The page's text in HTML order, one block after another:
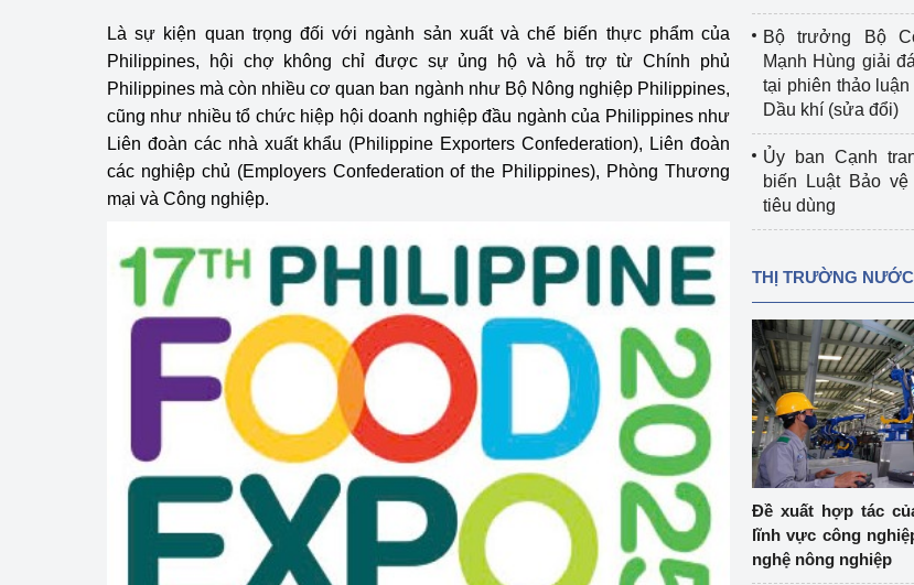
Điểm báo
Lịch sử phát triển
Bản tin Thị trường Nông Lâm Thủy sản
Phát triển nguồn nhân lực
Phát triển bền vững
Tổ chức kiểm định kỹ thuật an toàn lao
Bộ Công Thương
Tổ chức được cấp GCN đăng ký, hoạt
động kiểm định thiết bị, dụng cụ điện
làm việc ở môi trường không có nguy
hiểm khí, bụi nổ
Cơ sở sản xuất, sửa chữa chai chứa
LPG
Tổ chức huấn luyện, bồi dưỡng
nghiệp vụ kiểm định kỹ thuật an toàn
Văn hóa ngành Công Thương
Tái cơ cấu ngành Công Thương
Quản lý thị trường
Sử dụng năng lượng tiết kiệm và
hiệu quả
Hiệu quả năng lượng
Khoa học, công nghệ và đổi mới sáng
tạo
Thông báo
Là sự kiện quan trọng đối với ngành sản xuất và chế biến thực phẩm của
Philippines, hội chợ không chỉ được sự ủng hộ và hỗ trợ từ Chính phủ
Philippines mà còn nhiều cơ quan ban ngành như Bộ Nông nghiệp Philippines,
cũng như nhiều tổ chức hiệp hội doanh nghiệp đầu ngành của Philippines như
Liên đoàn các nhà xuất khẩu (Philippine Exporters Confederation), Liên đoàn
các nghiệp chủ (Employers Confederation of the Philippines), Phòng Thương
mại và Công nghiệp.
Bộ trưởng Bộ
Mạnh Hùng giải
tại phiên thảo
Dầu khí (sửa đổi)
Ủy ban Cạnh
biến Luật Bảo
tiêu dùng
THỊ TRƯỜNG
Đề xuất hợp tác
lĩnh vực công
nghệ nông nghiệp